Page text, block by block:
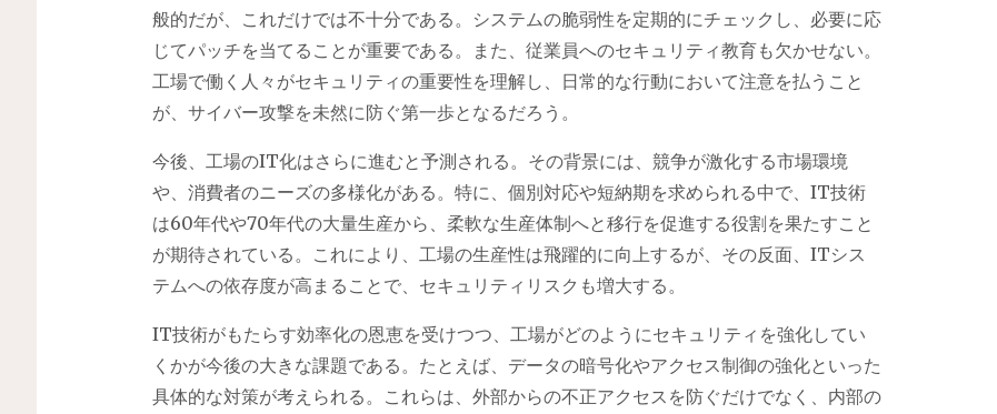
般的だが、これだけでは不十分である。システムの脆弱性を定期的にチェックし、必要に応
じてパッチを当てることが重要である。また、従業員へのセキュリティ教育も欠かせない。
工場で働く人々がセキュリティの重要性を理解し、日常的な行動において注意を払うこと
が、サイバー攻撃を未然に防ぐ第一歩となるだろう。
今後、工場のIT化はさらに進むと予測される。その背景には、競争が激化する市場環境
や、消費者のニーズの多様化がある。特に、個別対応や短納期を求められる中で、IT技術
は60年代や70年代の大量生産から、柔軟な生産体制へと移行を促進する役割を果たすこと
が期待されている。これにより、工場の生産性は飛躍的に向上するが、その反面、ITシス
テムへの依存度が高まることで、セキュリティリスクも増大する。
IT技術がもたらす効率化の恩恵を受けつつ、工場がどのようにセキュリティを強化してい
くかが今後の大きな課題である。たとえば、データの暗号化やアクセス制御の強化といった
具体的な対策が考えられる。これらは、外部からの不正アクセスを防ぐだけでなく、内部の